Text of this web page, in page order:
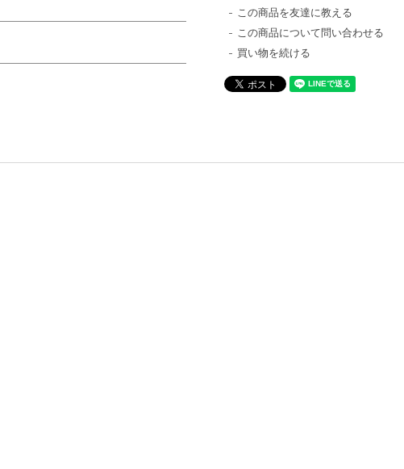
この商品を友達に教える
この商品について問い合わせる
買い物を続ける